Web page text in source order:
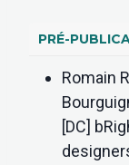
PRÉ-
Romain
[DC]